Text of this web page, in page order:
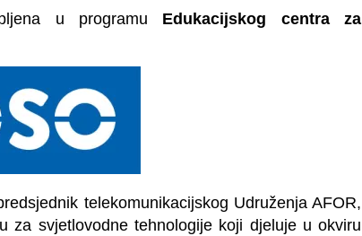
u programu Edukacijskog centra za
telekomunikacijskog Udruženja AFOR,
za svjetlovodne tehnologije koji djeluje u okviru